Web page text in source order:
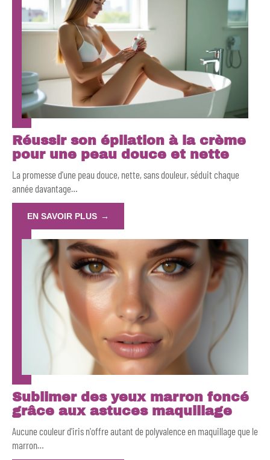
Réussir son épilation à la crème
pour une peau douce et nette
La promesse d'une peau douce, nette, sans douleur, séduit chaque
année davantage…
EN SAVOIR PLUS
Sublimer des yeux marron foncé
grâce aux astuces maquillage
Aucune couleur d'iris n'offre autant de polyvalence en maquillage que le
marron…